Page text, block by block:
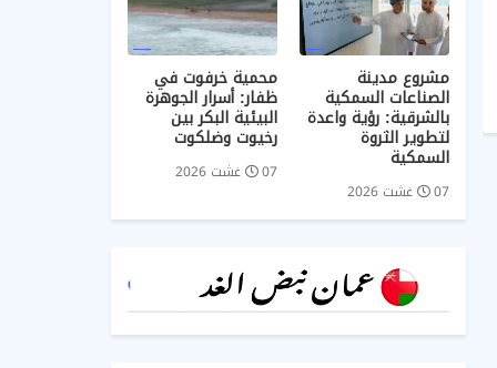
مشروع مدينة
الصناعات السمكية
بالشرقية: رؤية واعدة
لتطوير الثروة
السمكية
07 غشت 2026
محمية خرفوت في
ظفار: أسرار الجوهرة
البيئية البكر بين
رخيوت وضلكوت
07 غشت 2026